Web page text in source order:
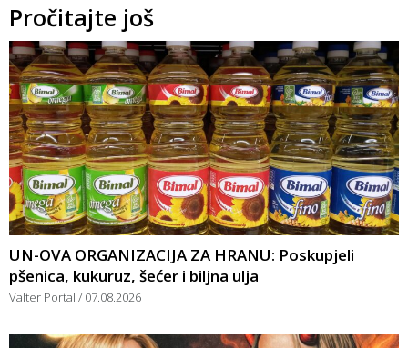
Pročitajte još
UN-OVA ORGANIZACIJA ZA HRANU: Poskupjeli
pšenica, kukuruz, šećer i biljna ulja
Valter Portal 07.08.2026